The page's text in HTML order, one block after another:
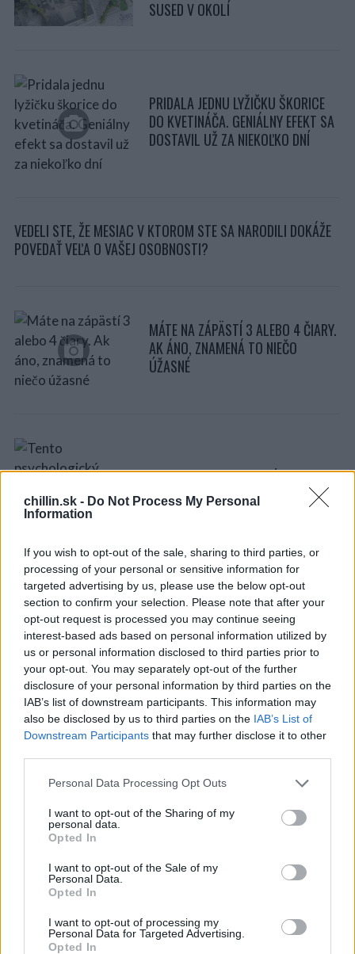
chillin.sk - Do Not Process My Personal
Information
If you wish to opt-out of the sale, sharing to third parties, or
processing of your personal or sensitive information for
targeted advertising by us, please use the below opt-out
section to confirm your selection. Please note that after your
opt-out request is processed you may continue seeing
interest-based ads based on personal information utilized by
us or personal information disclosed to third parties prior to
your opt-out. You may separately opt-out of the further
disclosure of your personal information by third parties on the
IAB’s list of downstream participants. This information may
also be disclosed by us to third parties on the IAB’s List of
Downstream Participants that may further disclose it to other
Personal Data Processing Opt Outs
I want to opt-out of the Sharing of my
personal data.
Opted In
I want to opt-out of the Sale of my
Personal Data.
Opted In
I want to opt-out of processing my
Personal Data for Targeted Advertising.
Opted In
SUSED V OKOLÍ
PRIDALA JEDNU LYŽIČKU ŠKORICE
DO KVETINÁČA. GENIÁLNY EFEKT SA
DOSTAVIL UŽ ZA NIEKOĽKO DNÍ
VEDELI STE, ŽE MESIAC V KTOROM STE SA NARODILI DOKÁŽE
POVEDAŤ VEĽA O VAŠEJ OSOBNOSTI?
MÁTE NA ZÁPÄSTÍ 3 ALEBO 4 ČIARY.
AK ÁNO, ZNAMENÁ TO NIEČO
ÚŽASNÉ
TENTO PSYCHOLOGICKÝ TEST NA
ZÁKLADE ZOVRETIA PÄSTE, ÚPLNE
ODHALÍ TVOJU OSOBNOSŤ, KTO V
6 VÝBORNÝCH DÔVODOV PREČO
VSTÁVAŤ UŽ O 6. RÁNO. SKÚSIŠ TO
AJ TY?
JEDNODUCHÁ PRÍRUČKA NA TO, ABY
SEKÚND, AKO PROFESIONÁL
FOTOGRAF ZACHYTIL JEDINEČNÝ
OKAMIH, KTORÝ SA UDEJE RAZ ZA
S
e
f
o
r
: